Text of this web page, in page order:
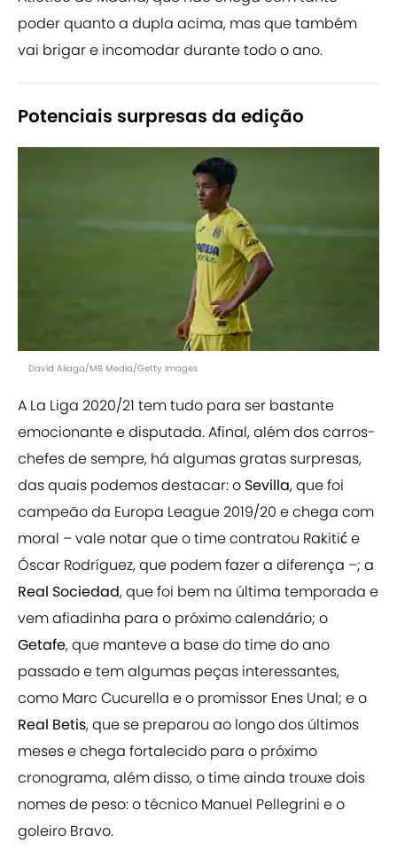
poder quanto a dupla acima, mas que também
vai brigar e incomodar durante todo o ano.
Potenciais surpresas da edição
David Aliaga/MB Media/Getty Images
A La Liga 2020/21 tem tudo para ser bastante
emocionante e disputada. Afinal, além dos carros-
chefes de sempre, há algumas gratas surpresas,
das quais podemos destacar: o Sevilla, que foi
campeão da Europa League 2019/20 e chega com
moral – vale notar que o time contratou Rakitić e
Óscar Rodríguez, que podem fazer a diferença –; a
Real Sociedad, que foi bem na última temporada e
vem afiadinha para o próximo calendário; o
Getafe, que manteve a base do time do ano
passado e tem algumas peças interessantes,
como Marc Cucurella e o promissor Enes Unal; e o
Real Betis, que se preparou ao longo dos últimos
meses e chega fortalecido para o próximo
cronograma, além disso, o time ainda trouxe dois
nomes de peso: o técnico Manuel Pellegrini e o
goleiro Bravo.